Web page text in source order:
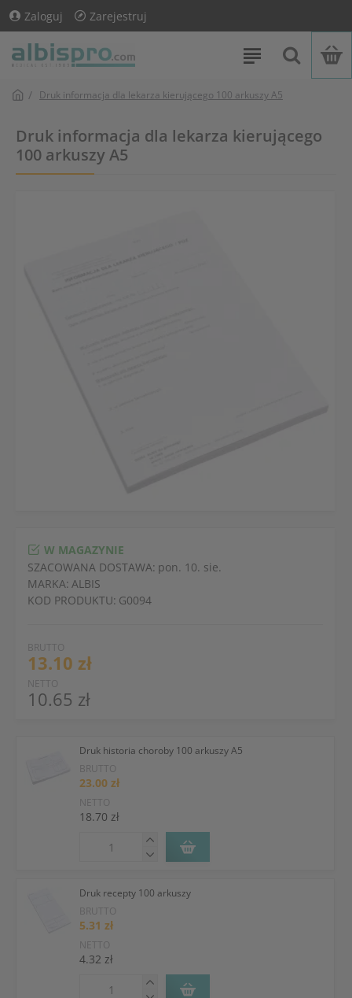
Zaloguj Zarejestruj
Druk informacja dla lekarza kierującego 100 arkuszy A5
Druk informacja dla lekarza kierującego
100 arkuszy A5
BRUTTO
13.10 zł
NETTO
10.65 zł
W MAGAZYNIE
SZACOWANA DOSTAWA: pon. 10. sie.
MARKA: ALBIS
KOD PRODUKTU: G0094
Druk historia choroby 100 arkuszy A5
BRUTTO
23.00 zł
NETTO
18.70 zł
Druk recepty 100 arkuszy
BRUTTO
5.31 zł
NETTO
4.32 zł